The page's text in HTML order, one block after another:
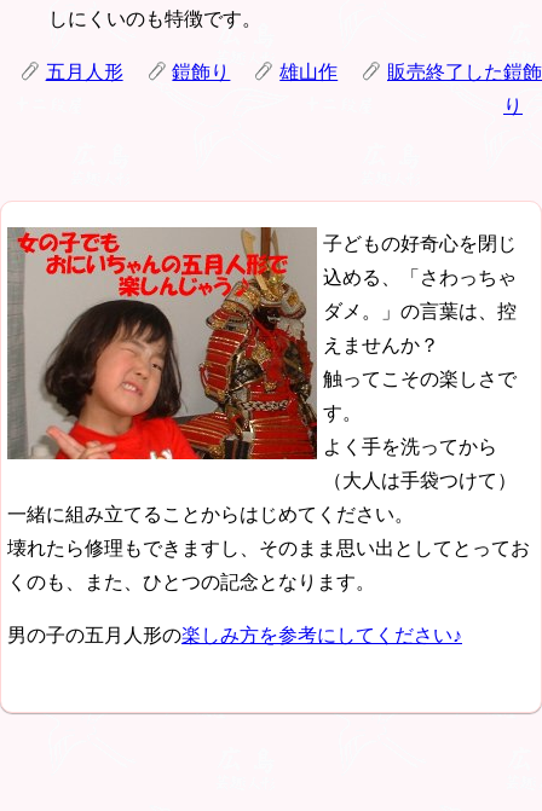
しにくいのも特徴です。
五月人形 鎧飾り 雄山作
販売終了した鎧飾
り
子どもの好奇心を閉じ
込める、「さわっちゃ
ダメ。」の言葉は、控
えませんか？
触ってこその楽しさで
す。
よく手を洗ってから
（大人は手袋つけて）
一緒に組み立てることからはじめてください。
壊れたら修理もできますし、そのまま思い出としてとってお
くのも、また、ひとつの記念となります。
男の子の五月人形の楽しみ方を参考にしてください♪